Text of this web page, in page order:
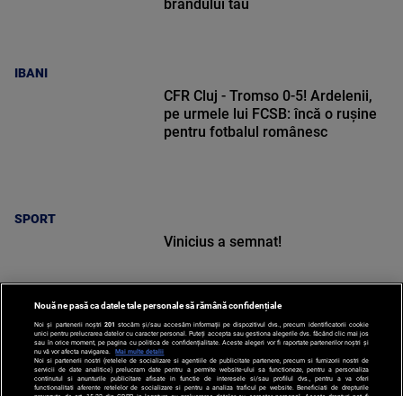
IBANI
brandului tău
SPORT
CFR Cluj - Tromso 0-5! Ardelenii,
pe urmele lui FCSB: încă o rușine
pentru fotbalul românesc
SPORT
Vinicius a semnat!
Nouă ne pasă ca datele tale personale să rămână confidențiale
Noi și partenerii noștri 201 stocăm și/sau accesăm informații pe dispozitivul dvs., precum identificatorii cookie
unici pentru prelucrarea datelor cu caracter personal. Puteți accepta sau gestiona alegerile dvs. făcând clic mai jos
sau în orice moment, pe pagina cu politica de confidențialitate. Aceste alegeri vor fi raportate partenerilor noștri și
nu vă vor afecta navigarea.
Mai multe detalii
Noi si partenerii nostri (retelele de socializare si agentiile de publicitate partenere, precum si furnizorii nostri de
servicii de date analitice) prelucram date pentru a permite website-ului sa functioneze, pentru a personaliza
continutul si anunturile publicitare afisate in functie de interesele si/sau profilul dvs., pentru a va oferi
functionalitati aferente retelelor de socializare si pentru a analiza traficul pe website. Beneficiati de drepturile